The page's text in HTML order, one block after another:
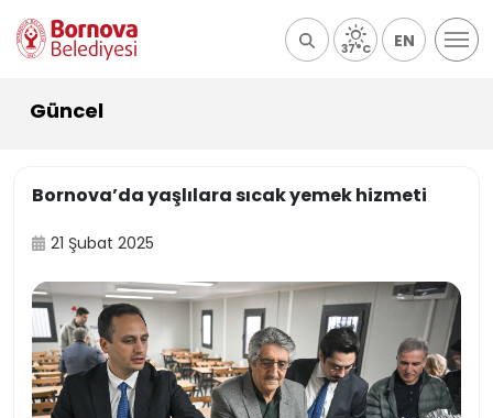
37°C EN
Güncel
Bornova’da yaşlılara sıcak yemek hizmeti
21 Şubat 2025